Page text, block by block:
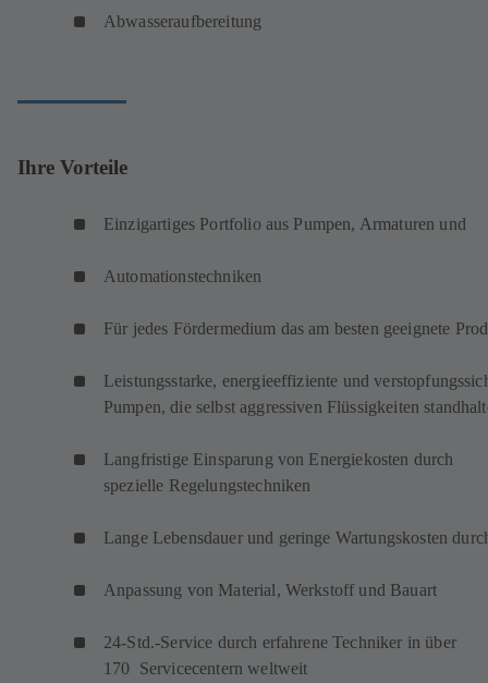
Abwasseraufbereitung
Ihre Vorteile
Einzigartiges Portfolio aus Pumpen, Armaturen und
Automationstechniken
Für jedes Fördermedium das am besten geeignete
Leistungsstarke, energieeffiziente und
Pumpen, die selbst aggressiven Flüssigkeiten
Langfristige Einsparung von Energiekosten durch
spezielle Regelungstechniken
Lange Lebensdauer und geringe Wartungskosten
Anpassung von Material, Werkstoff und Bauart
24-Std.-Service durch erfahrene Techniker in über
170 Servicecentern weltweit